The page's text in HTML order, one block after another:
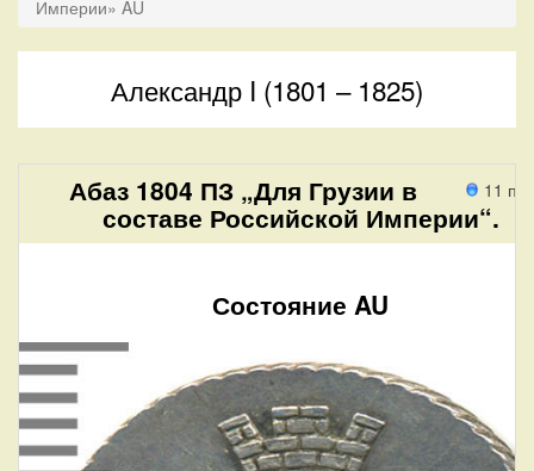
Империи» AU
Александр I (1801 – 1825)
11
Абаз 1804 ПЗ „Для Грузии в
составе Российской Империи“.
Состояние AU